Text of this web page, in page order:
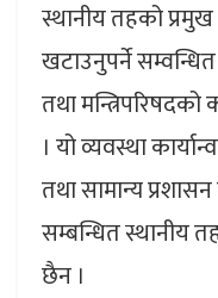
स्थानीय तहको
खटाउनुपर्ने
तथा
। यो व्यवस्था
तथा सामान्य
सम्बन्धित स्थानीय
छैन ।